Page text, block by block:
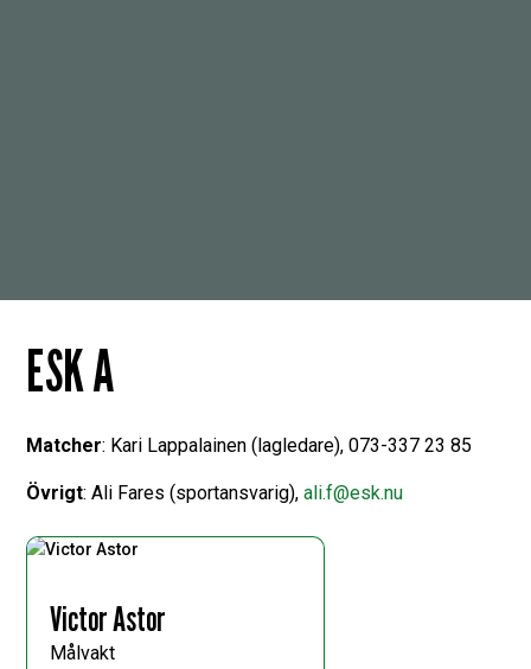
ESK A
Matcher: Kari Lappalainen (lagledare), 073-337 23 85
Övrigt: Ali Fares (sportansvarig),ali.f@esk.nu
Victor Astor
Målvakt